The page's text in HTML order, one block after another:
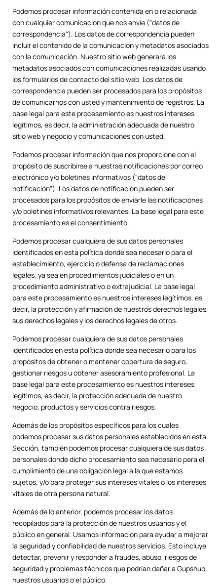
Podemos procesar información contenida en o relacionada
con cualquier comunicación que nos envíe ("datos de
correspondencia"). Los datos de correspondencia pueden
incluir el contenido de la comunicación y metadatos asociados
con la comunicación. Nuestro sitio web generará los
metadatos asociados con comunicaciones realizadas usando
los formularios de contacto del sitio web. Los datos de
correspondencia pueden ser procesados para los propósitos
de comunicarnos con usted y mantenimiento de registros. La
base legal para este procesamiento es nuestros intereses
legítimos, es decir, la administración adecuada de nuestro
sitio web y negocio y comunicaciones con usted.
Podemos procesar información que nos proporcione con el
propósito de suscribirse a nuestras notificaciones por correo
electrónico y/o boletines informativos ("datos de
notificación"). Los datos de notificación pueden ser
procesados para los propósitos de enviarle las notificaciones
y/o boletines informativos relevantes. La base legal para este
procesamiento es el consentimiento.
Podemos procesar cualquiera de sus datos personales
identificados en esta política donde sea necesario para el
establecimiento, ejercicio o defensa de reclamaciones
legales, ya sea en procedimientos judiciales o en un
procedimiento administrativo o extrajudicial. La base legal
para este procesamiento es nuestros intereses legítimos, es
decir, la protección y afirmación de nuestros derechos legales,
sus derechos legales y los derechos legales de otros.
Podemos procesar cualquiera de sus datos personales
identificados en esta política donde sea necesario para los
propósitos de obtener o mantener cobertura de seguro,
gestionar riesgos u obtener asesoramiento profesional. La
base legal para este procesamiento es nuestros intereses
legítimos, es decir, la protección adecuada de nuestro
negocio, productos y servicios contra riesgos.
Además de los propósitos específicos para los cuales
podemos procesar sus datos personales establecidos en esta
Sección, también podemos procesar cualquiera de sus datos
personales donde dicho procesamiento sea necesario para el
cumplimiento de una obligación legal a la que estamos
sujetos, y/o para proteger sus intereses vitales o los intereses
vitales de otra persona natural.
Además de lo anterior, podemos procesar los datos
recopilados para la protección de nuestros usuarios y el
público en general. Usamos información para ayudar a mejorar
la seguridad y confiabilidad de nuestros servicios. Esto incluye
detectar, prevenir y responder a fraudes, abuso, riesgos de
seguridad y problemas técnicos que podrían dañar a Gupshup,
nuestros usuarios o el público.